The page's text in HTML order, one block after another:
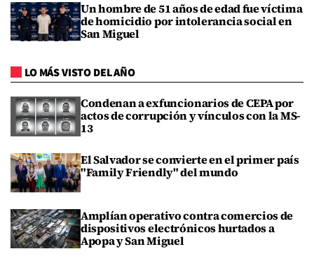
Un hombre de 51 años de edad fue víctima
de homicidio por intolerancia social en
San Miguel
LO MÁS VISTO DEL AÑO
Condenan a exfuncionarios de CEPA por
actos de corrupción y vínculos con la MS-
13
El Salvador se convierte en el primer país
"Family Friendly" del mundo
Amplían operativo contra comercios de
dispositivos electrónicos hurtados a
Apopa y San Miguel